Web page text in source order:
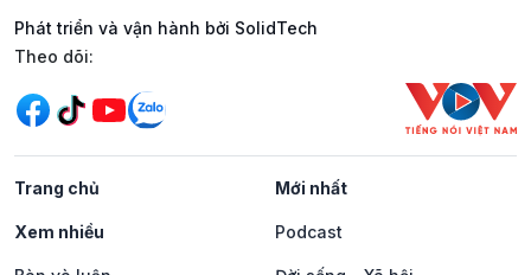
Phát triển và vận hành bởi SolidTech
Mạng xã hội
Theo dõi:
Trang chủ Mới nhất
Xem nhiều Podcast